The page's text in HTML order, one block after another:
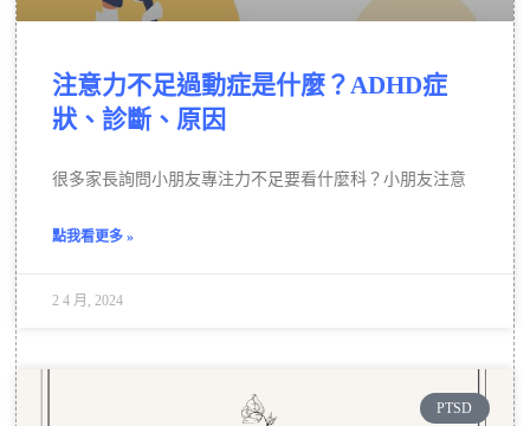
注意力不足過動症是什麼？ADHD症
狀、診斷、原因
很多家長詢問小朋友專注力不足要看什麼科？小朋友注意
點我看更多 »
2 4 月, 2024
PTSD